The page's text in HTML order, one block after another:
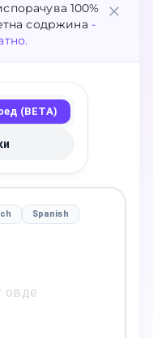
100%
содржина -
(BETA)
Spanish